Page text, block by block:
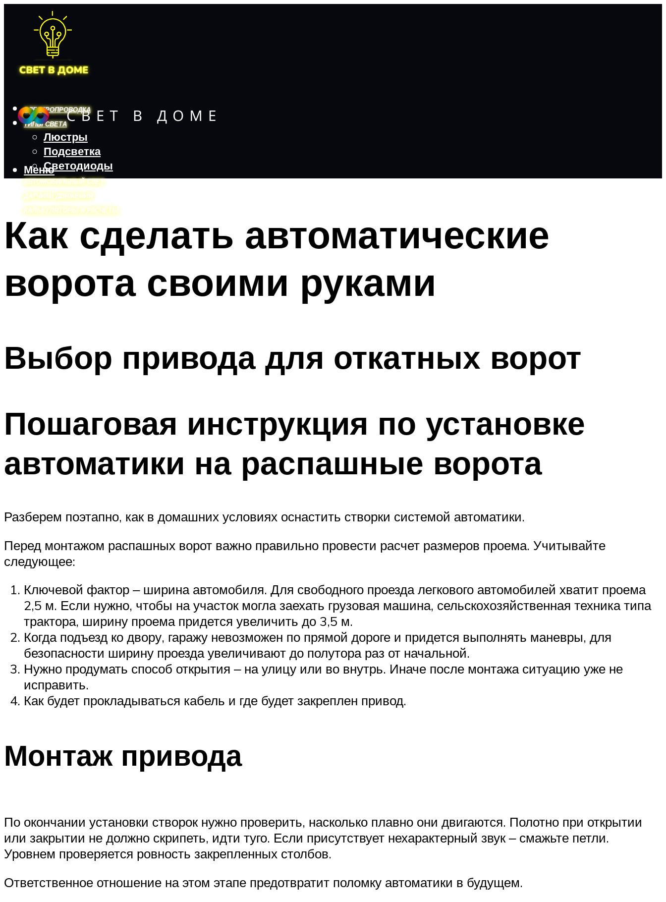
ЭЛЕКТРОПРОВОДКА
ТИПЫ СВЕТА
Люстры
Подсветка
Светодиоды
АВТОМОБИЛЬНЫЙ СВЕТ
ДАТЧИКИ ДВИЖЕНИЯ
КАЛЬКУЛЯТОРЫ И РАСЧЕТЫ
Меню
Меню
Как сделать автоматические
ворота своими руками
Выбор привода для откатных ворот
Пошаговая инструкция по установке
автоматики на распашные ворота
Разберем поэтапно, как в домашних условиях оснастить створки системой автоматики.
Перед монтажом распашных ворот важно правильно провести расчет размеров проема. Учитывайте
следующее:
Ключевой фактор ‒ ширина автомобиля. Для свободного проезда легкового автомобилей хватит проема
2,5 м. Если нужно, чтобы на участок могла заехать грузовая машина, сельскохозяйственная техника типа
трактора, ширину проема придется увеличить до 3,5 м.
Когда подъезд ко двору, гаражу невозможен по прямой дороге и придется выполнять маневры, для
безопасности ширину проезда увеличивают до полутора раз от начальной.
Нужно продумать способ открытия ‒ на улицу или во внутрь. Иначе после монтажа ситуацию уже не
исправить.
Как будет прокладываться кабель и где будет закреплен привод.
Монтаж привода
По окончании установки створок нужно проверить, насколько плавно они двигаются. Полотно при открытии
или закрытии не должно скрипеть, идти туго. Если присутствует нехарактерный звук ‒ смажьте петли.
Уровнем проверяется ровность закрепленных столбов.
Ответственное отношение на этом этапе предотвратит поломку автоматики в будущем.